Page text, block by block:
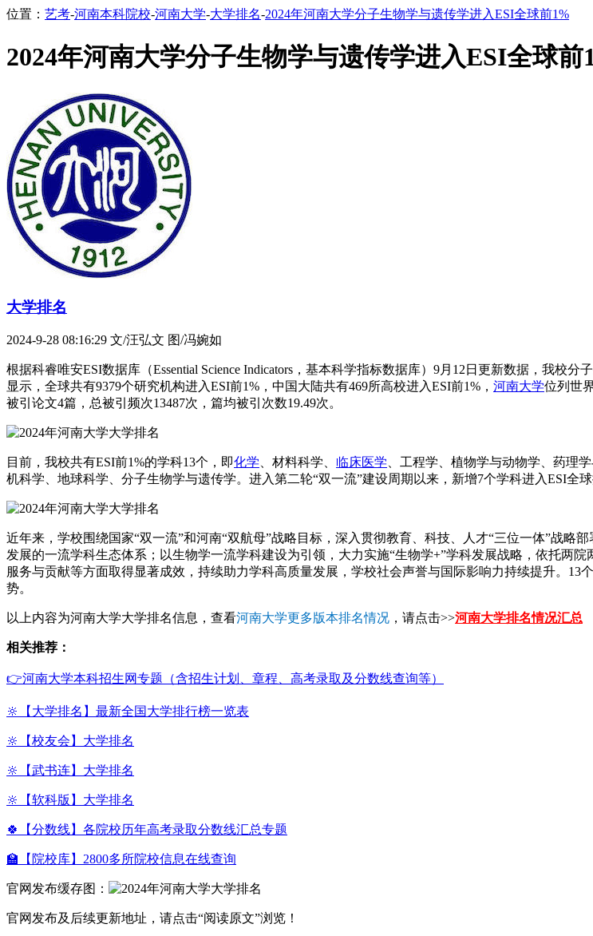
位置： 艺考-河南本科院校-河南大学-大学排名-2024年河南大学分子生物学与遗传学进入ESI全球前1%
2024年河南大学分子生物学与遗传学进入ESI全球前
大学排名
2024-9-28 08:16:29 文/汪弘文 图/冯婉如
根据科睿唯安ESI数据库（Essential Science Indicators，基本科学指标数据库）9月12日更新数据，我校
显示，全球共有9379个研究机构进入ESI前1%，中国大陆共有469所高校进入ESI前1%， 河南大学位列世
被引论文4篇，总被引频次13487次，篇均被引次数19.49次。
目前，我校共有ESI前1%的学科13个，即化学 、材料科学、 临床医学 、工程学、植物学与动物学、药理学
机科学、地球科学、分子生物学与遗传学。进入第二轮“双一流”建设周期以来，新增7个学科进入ESI全球
近年来，学校围绕国家“双一流”和河南“双航母”战略目标，深入贯彻教育、科技、人才“三位一体”战
发展的一流学科生态体系；以生物学一流学科建设为引领，大力实施“生物学+”学科发展战略，依托两
服务与贡献等方面取得显著成效，持续助力学科高质量发展，学校社会声誉与国际影响力持续提升。
势。
以上内容为河南大学大学排名信息，查看河南大学更多版本排名情况 ，请点击>>河南大学排名情况汇总
相关推荐：
👉河南大学本科招生网专题（含招生计划、章程、高考录取及分数线查询等）
🔆【大学排名】最新全国大学排行榜一览表
🔆【校友会】大学排名
🔆【武书连】大学排名
🔆【软科版】大学排名
🍀【分数线】各院校历年高考录取分数线汇总专题
🏫【院校库】2800多所院校信息在线查询
官网发布缓存图：
官网发布及后续更新地址，请点击“阅读原文”浏览！